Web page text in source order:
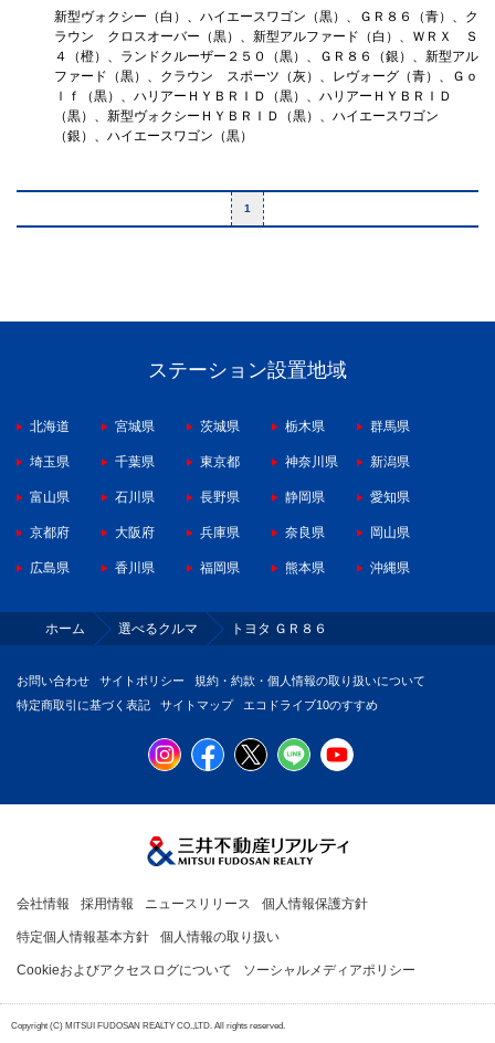
新型ヴォクシー（白）、ハイエースワゴン（黒）、ＧＲ８６（青）、ク
ラウン クロスオーバー（黒）、新型アルファード（白）、ＷＲＸ Ｓ
４（橙）、ランドクルーザー２５０（黒）、ＧＲ８６（銀）、新型アル
ファード（黒）、クラウン スポーツ（灰）、レヴォーグ（青）、Ｇｏ
ｌｆ（黒）、ハリアーＨＹＢＲＩＤ（黒）、ハリアーＨＹＢＲＩＤ
（黒）、新型ヴォクシーＨＹＢＲＩＤ（黒）、ハイエースワゴン
（銀）、ハイエースワゴン（黒）
1
ステーション設置地域
北海道 宮城県 茨城県 栃木県 群馬県
埼玉県 千葉県 東京都 神奈川県 新潟県
富山県 石川県 長野県 静岡県 愛知県
京都府 大阪府 兵庫県 奈良県 岡山県
広島県 香川県 福岡県 熊本県 沖縄県
ホーム 選べるクルマ トヨタ ＧＲ８６
お問い合わせ サイトポリシー
規約・約款・個人情報の取り扱いについて
特定商取引に基づく表記
サイトマップ エコドライブ10のすすめ
会社情報 採用情報 ニュースリリース 個人情報保護方針
特定個人情報基本方針 個人情報の取り扱い
Cookieおよびアクセスログについて ソーシャルメディアポリシー
Copyright (C) MITSUI FUDOSAN REALTY CO.,LTD. All rights reserved.